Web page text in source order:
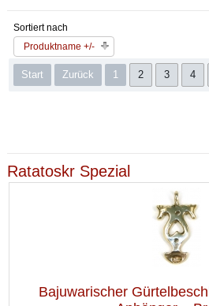
Sortiert nach
Produktname +/-
Start Zurück 1 2 3 4
Ratatoskr Spezial
Bajuwarischer